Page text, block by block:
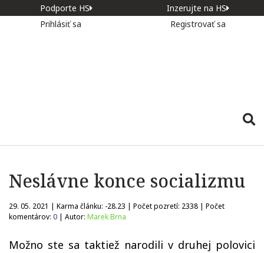
Podporte HS
Inzerujte na HS
Prihlásiť sa
Registrovať sa
Neslávne konce socializmu
29. 05. 2021 | Karma článku: -28.23 | Počet pozretí: 2338 | Počet
komentárov: 0 | Autor: Marek Brna
Možno ste sa taktiež narodili v druhej polovici